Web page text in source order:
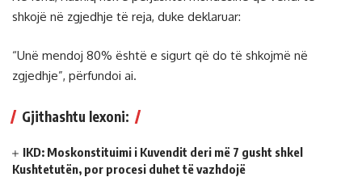
shkojë në zgjedhje të reja, duke deklaruar:
“Unë mendoj 80% është e sigurt që do të shkojmë në
zgjedhje”, përfundoi ai.
Gjithashtu lexoni:
IKD: Moskonstituimi i Kuvendit deri më 7 gusht shkel
Kushtetutën, por procesi duhet të vazhdojë